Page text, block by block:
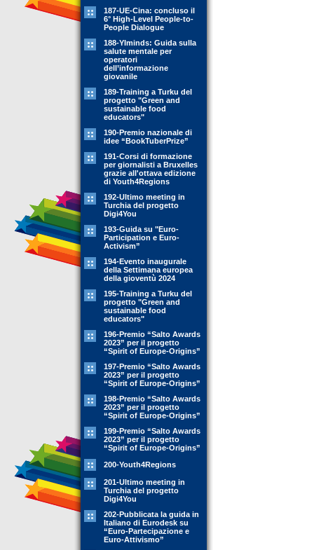
187-UE-Cina: concluso il
6° High-Level People-to-
People Dialogue
188-YIminds: Guida sulla
salute mentale per
operatori
dell’informazione
giovanile
189-Training a Turku del
progetto "Green and
sustainable food
educators"
190-Premio nazionale di
idee “BookTuberPrize”
191-Corsi di formazione
per giornalisti a Bruxelles
grazie all'ottava edizione
di Youth4Regions
192-Ultimo meeting in
Turchia del progetto
Digi4You
193-Guida su "Euro-
Participation e Euro-
Activism”
194-Evento inaugurale
della Settimana europea
della gioventù 2024
195-Training a Turku del
progetto "Green and
sustainable food
educators"
196-Premio “Salto Awards
2023” per il progetto
“Spirit of Europe-Origins”
197-Premio “Salto Awards
2023” per il progetto
“Spirit of Europe-Origins”
198-Premio “Salto Awards
2023” per il progetto
“Spirit of Europe-Origins”
199-Premio “Salto Awards
2023” per il progetto
“Spirit of Europe-Origins”
200-Youth4Regions
201-Ultimo meeting in
Turchia del progetto
Digi4You
202-Pubblicata la guida in
Italiano di Eurodesk su
“Euro-Partecipazione e
Euro-Attivismo”